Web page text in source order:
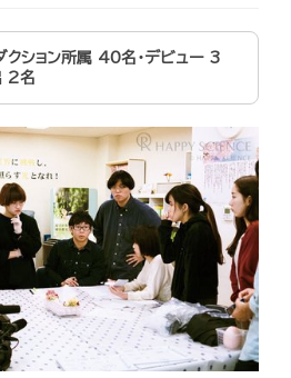
クション所属 40名・デビュー 3
2名